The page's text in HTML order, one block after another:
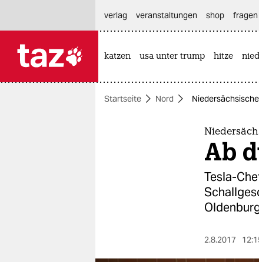
themen
verlag
veranstaltungen shop
katzen usa unter trump hitze
Startseite Nord
Ab
Tesla-
2.8.2017